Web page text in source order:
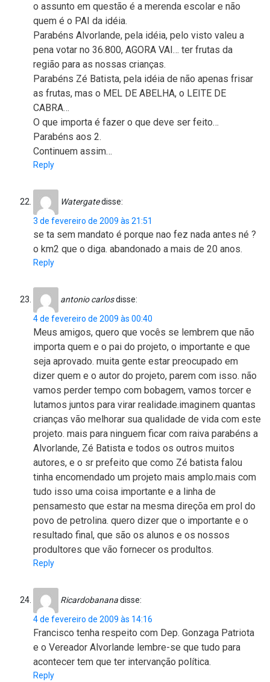
o assunto em questão é a merenda escolar e não
quem é o PAI da idéia.
Parabéns Alvorlande, pela idéia, pelo visto valeu a
pena votar no 36.800, AGORA VAI… ter frutas da
região para as nossas crianças.
Parabéns Zé Batista, pela idéia de não apenas frisar
as frutas, mas o MEL DE ABELHA, o LEITE DE
CABRA…
O que importa é fazer o que deve ser feito…
Parabéns aos 2.
Continuem assim…
Reply
Watergatedisse:
3 de fevereiro de 2009 às 21:51
se ta sem mandato é porque nao fez nada antes né ?
o km2 que o diga. abandonado a mais de 20 anos.
Reply
antonio carlosdisse:
4 de fevereiro de 2009 às 00:40
Meus amigos, quero que vocês se lembrem que não
importa quem e o pai do projeto, o importante e que
seja aprovado. muita gente estar preocupado em
dizer quem e o autor do projeto, parem com isso. não
vamos perder tempo com bobagem, vamos torcer e
lutamos juntos para virar realidade.imaginem quantas
crianças vão melhorar sua qualidade de vida com este
projeto. mais para ninguem ficar com raiva parabéns a
Alvorlande, Zé Batista e todos os outros muitos
autores, e o sr prefeito que como Zé batista falou
tinha encomendado um projeto mais amplo.mais com
tudo isso uma coisa importante e a linha de
pensamesto que estar na mesma direçõa em prol do
povo de petrolina. quero dizer que o importante e o
resultado final, que são os alunos e os nossos
produltores que vão fornecer os produltos.
Reply
Ricardobananadisse:
4 de fevereiro de 2009 às 14:16
Francisco tenha respeito com Dep. Gonzaga Patriota
e o Vereador Alvorlande lembre-se que tudo para
acontecer tem que ter intervanção política.
Reply